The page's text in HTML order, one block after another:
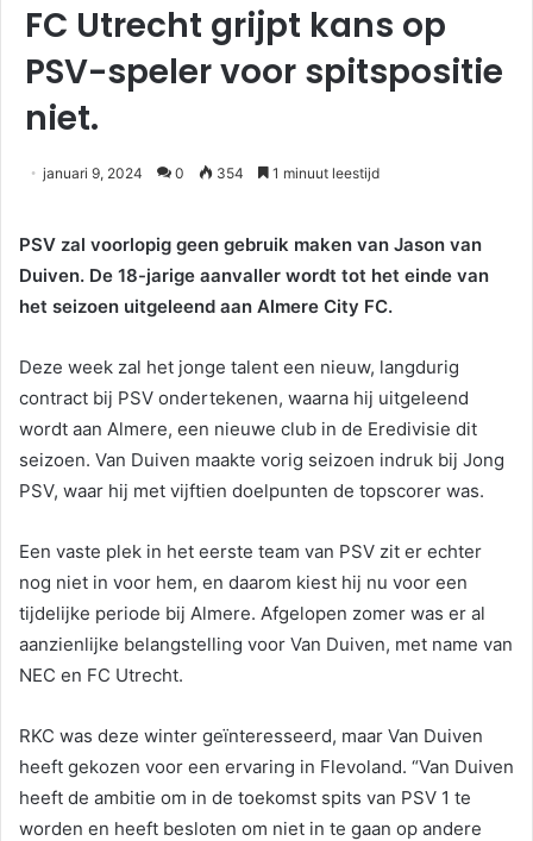
FC Utrecht grijpt kans op
PSV-speler voor spitspositie
niet.
januari 9, 2024 0 354 1 minuut leestijd
PSV zal voorlopig geen gebruik maken van Jason van
Duiven. De 18-jarige aanvaller wordt tot het einde van
het seizoen uitgeleend aan Almere City FC.
Deze week zal het jonge talent een nieuw, langdurig
contract bij PSV ondertekenen, waarna hij uitgeleend
wordt aan Almere, een nieuwe club in de Eredivisie dit
seizoen. Van Duiven maakte vorig seizoen indruk bij Jong
PSV, waar hij met vijftien doelpunten de topscorer was.
Een vaste plek in het eerste team van PSV zit er echter
nog niet in voor hem, en daarom kiest hij nu voor een
tijdelijke periode bij Almere. Afgelopen zomer was er al
aanzienlijke belangstelling voor Van Duiven, met name van
NEC en FC Utrecht.
RKC was deze winter geïnteresseerd, maar Van Duiven
heeft gekozen voor een ervaring in Flevoland. “Van Duiven
heeft de ambitie om in de toekomst spits van PSV 1 te
worden en heeft besloten om niet in te gaan op andere